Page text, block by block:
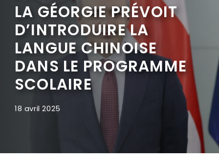
LA GÉORGIE PRÉVOIT
D’INTRODUIRE LA
LANGUE CHINOISE
DANS LE PROGRAMME
SCOLAIRE
18 avril 2025